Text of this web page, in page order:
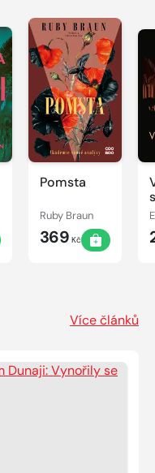
Pomsta
Ruby Braun
369 Kč
Více článků